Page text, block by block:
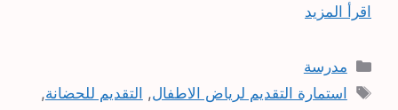
اقرأ المزيد
التصنيفات
مدرسة
الوسوم
استمارة التقديم لرياض الاطفال, التقديم للحضانة,